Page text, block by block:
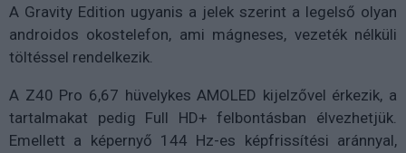
A Gravity Edition ugyanis a jelek szerint a legelső olyan
androidos okostelefon, ami mágneses, vezeték nélküli
töltéssel rendelkezik.
A Z40 Pro 6,67 hüvelykes AMOLED kijelzővel érkezik, a
tartalmakat pedig Full HD+ felbontásban élvezhetjük.
Emellett a képernyő 144 Hz-es képfrissítési aránnyal,